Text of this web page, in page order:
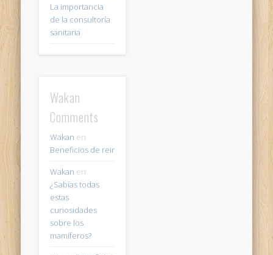
La importancia
de la consultoría
sanitaria
Wakan
Comments
Wakan en
Beneficios de reir
Wakan en
¿Sabías todas
estas
curiosidades
sobre los
mamíferos?